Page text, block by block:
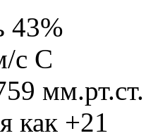
43%
с С
мм.рт.ст.
как +21